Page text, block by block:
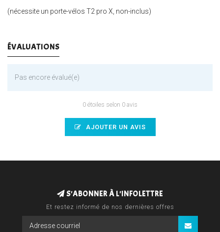
(nécessite un porte-vélos T2 pro X, non-inclus)
ÉVALUATIONS
Pas encore évalué(e)
0 étoiles selon 0 avis
AJOUTER UN AVIS
S'ABONNER À L'INFOLETTRE
Et restez informé de nos dernières offres